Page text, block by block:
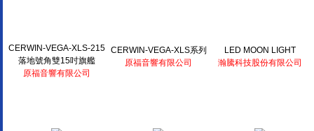
CERWIN-VEGA-XLS-215
落地號角雙15吋旗艦
原福音響有限公司
CERWIN-VEGA-XLS系列
原福音響有限公司
LED MOON LIGHT
瀚騰科技股份有限公司